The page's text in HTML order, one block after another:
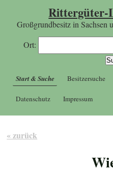
Rittergüter-
Großgrundbesitz in Sachsen
Ort:
Start & Suche Besitzersuche
Datenschutz Impressum
« zurück